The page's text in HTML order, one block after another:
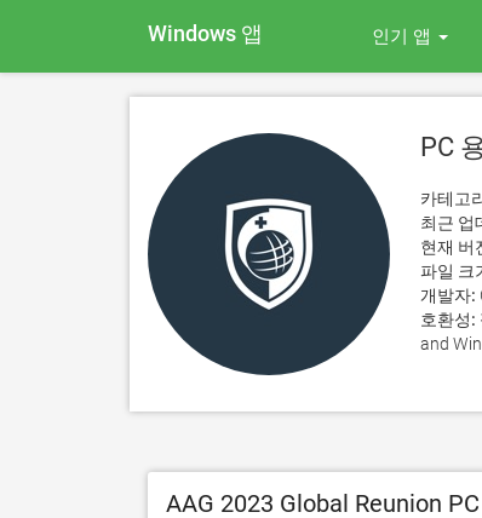
Windows 앱 인기 앱
PC
카테고
최근 업
현재 버
파일 크
개발자:
호환성:
and
AAG 2023 Global Reunion